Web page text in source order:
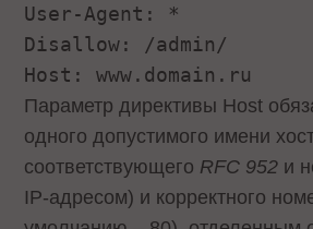
User-Agent: *
Disallow: /admin/
Host: www.domain.ru
Параметр директивы Host
одного допустимого имени
соответствующего RFC 952 и
IP-адресом) и корректного